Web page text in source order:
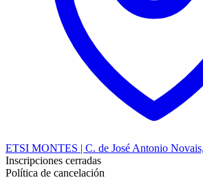
ETSI MONTES | C. de José Antonio
Inscripciones cerradas
Política de cancelación